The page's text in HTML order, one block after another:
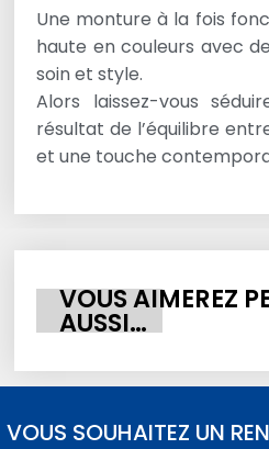
Une monture à la fois
haute en couleurs avec
soin et style.
Alors laissez-vous
résultat de l’équilibre
et une touche
VOUS AIMEREZ
AUSSI…
VOUS SOUHAITEZ UN